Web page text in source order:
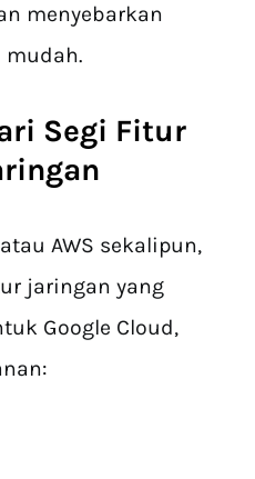
menyebarkan
mudah.
Segi Fitur
AWS sekalipun,
jaringan yang
Google Cloud,